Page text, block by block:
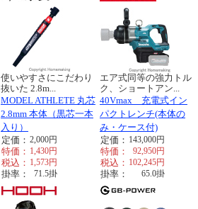
使いやすさにこだわり
抜いた 2.8m...
MODEL ATHLETE 丸芯
2.8mm 本体（黒芯一本
入り）
定価： 2,000円
特価： 1,430円
税込： 1,573円
掛率： 71.5掛
エア式同等の強力トル
ク、ショートアン...
40Vmax 充電式イン
パクトレンチ(本体の
み・ケース付)
定価： 143,000円
特価： 92,950円
税込： 102,245円
掛率： 65.0掛